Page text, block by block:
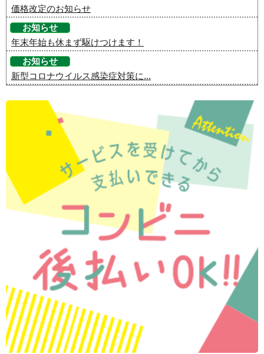
価格改定のお知らせ
お知らせ
年末年始も休まず駆けつけます！
お知らせ
新型コロナウイルス感染症対策に...